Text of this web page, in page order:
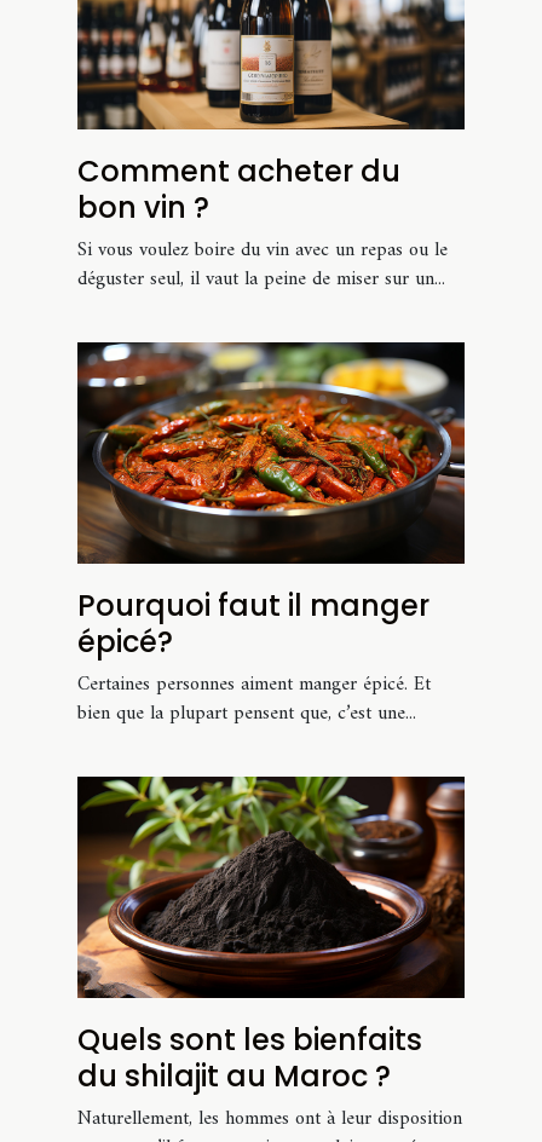
Comment acheter du
bon vin ?
Si vous voulez boire du vin avec un repas ou le
déguster seul, il vaut la peine de miser sur un...
Pourquoi faut il manger
épicé?
Certaines personnes aiment manger épicé. Et
bien que la plupart pensent que, c’est une...
Quels sont les bienfaits
du shilajit au Maroc ?
Naturellement, les hommes ont à leur disposition